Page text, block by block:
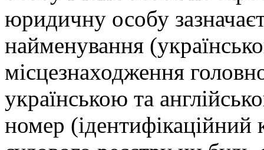
юридичну особу
найменування
місцезнаходження
українською та
номер (ідентифікаційний